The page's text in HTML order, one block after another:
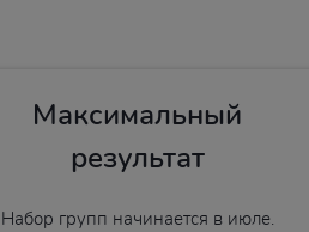
Максимальный
результат
Набор групп начинается в июле.